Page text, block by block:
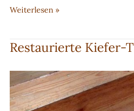
Geschwungener
Weiterlesen »
Restaurierte Kiefer-